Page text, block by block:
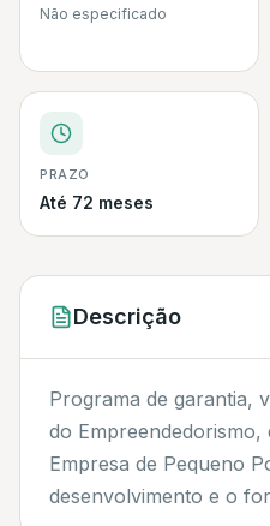
Não especificado
PRAZO
Até 72 meses
Descrição
Programa de garantia,
do
Empresa de Pequeno
desenvolvimento e o